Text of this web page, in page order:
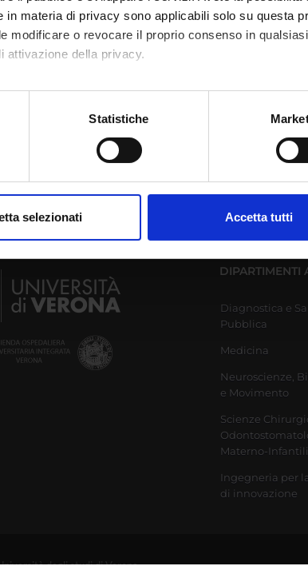
materia di privacy sono applicabili solo su questa
modificare o revocare il proprio consenso in
attivazione della privacy.
con un'approssimazione di qualche metro,
dalla Dichiarazione sui cookie.
combinarle con altre informazioni che hai
Statistiche
selezionati Accetta tutti
Luisa Saiani
DIPARTIMENTI
Diagnostica e
Pubblica
Medicina
Neuroscienze,
e Movimento
Scienze
Materno-Infantili
Ingegneria per
di innovazione